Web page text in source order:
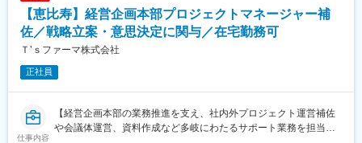
【組織構成】
3つのグループに分かれており、30名程度の組織です。風通しが
良く質問もしやすい環境です。
えます。（日本最大級のGCTP／GMP準拠生産設備）
■Nikonグループとして今後より一層注力していくヘルスケア領域
【恵比寿】経営企画本部プロジェクトマネージャー補
佐／戦略立案・意思決定に関与／在宅勤務可
Ｔ’ｓファーマ株式会社
正社員
仕事内容
【経営企画本部の業務推進を支え、社内外プロジェクト運営補佐
や会議体運営、資料作成など多岐にわたるサポート業務を担当す